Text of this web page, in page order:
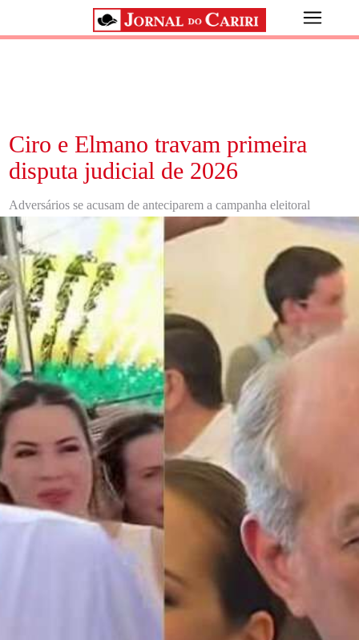
Ciro e Elmano travam primeira
disputa judicial de 2026
Adversários se acusam de anteciparem a campanha eleitoral